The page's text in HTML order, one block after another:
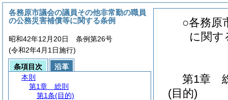
○各務原
に関す
第1章
(目的)
各務原市議会の議員その他非常勤の職員
の公務災害補償等に関する条例
昭和42年12月20日 条例第26号
(令和2年4月1日施行)
条項目次
沿革
本則
第1章
総則
第1条(目的)